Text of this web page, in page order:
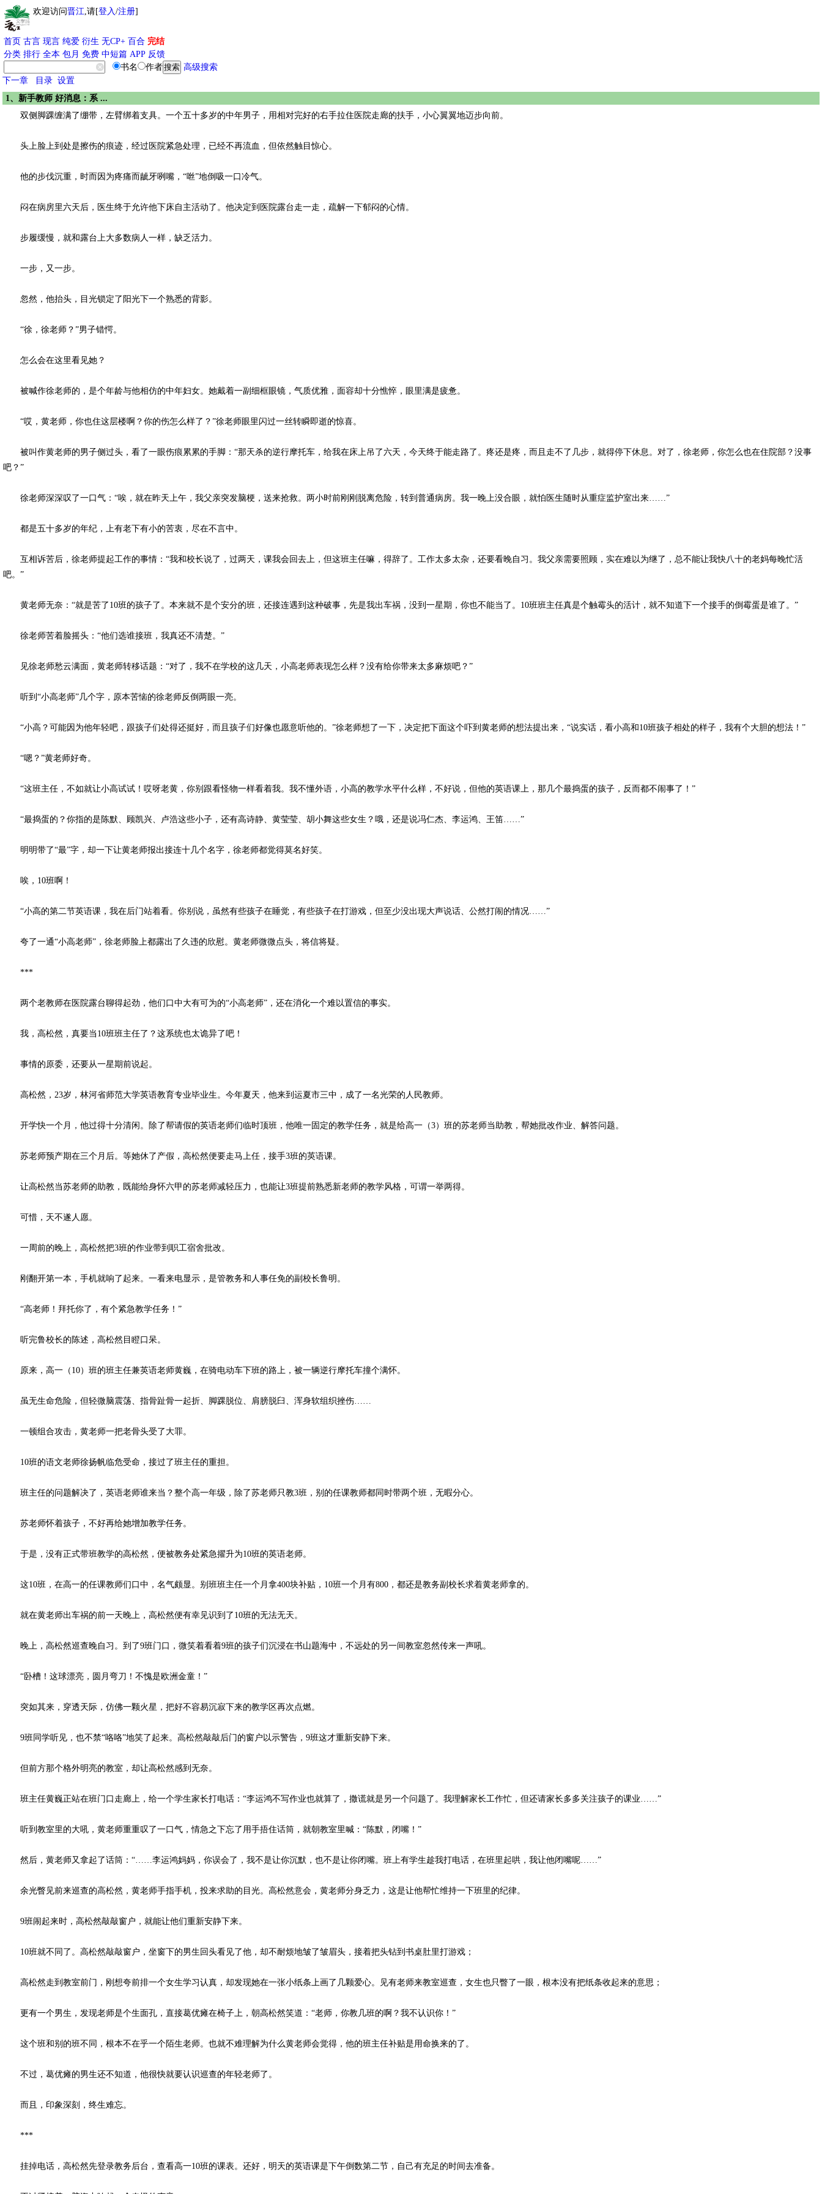
欢迎访问晋江,请[登入/注册]
首页 古言 现言 纯爱 衍生 无CP+ 百合 完结
分类 排行 全本 包月 免费 中短篇 APP 反馈
书名
作者
高级搜索
下一章
目录 设置
1、新手教师 好消息：系 ...
双侧脚踝缠满了绷带，左臂绑着支具。一个五十多岁的中年男子，用相对完好的右手拉住医院走廊的扶手，小心翼翼地迈步向前。
头上脸上到处是擦伤的痕迹，经过医院紧急处理，已经不再流血，但依然触目惊心。
他的步伐沉重，时而因为疼痛而龇牙咧嘴，“咝”地倒吸一口冷气。
闷在病房里六天后，医生终于允许他下床自主活动了。他决定到医院露台走一走，疏解一下郁闷的心情。
步履缓慢，就和露台上大多数病人一样，缺乏活力。
一步，又一步。
忽然，他抬头，目光锁定了阳光下一个熟悉的背影。
“徐，徐老师？”男子错愕。
怎么会在这里看见她？
被喊作徐老师的，是个年龄与他相仿的中年妇女。她戴着一副细框眼镜，气质优雅，面容却十分憔悴，眼里满是疲惫。
“哎，黄老师，你也住这层楼啊？你的伤怎么样了？”徐老师眼里闪过一丝转瞬即逝的惊喜。
被叫作黄老师的男子侧过头，看了一眼伤痕累累的手脚：“那天杀的逆行摩托车，给我在床上吊了六天，今天终于能走路了。疼还是疼，而且走不了几步，就得停下休息。对了，徐老师，你怎么也在住院部？没事
吧？”
徐老师深深叹了一口气：“唉，就在昨天上午，我父亲突发脑梗，送来抢救。两小时前刚刚脱离危险，转到普通病房。我一晚上没合眼，就怕医生随时从重症监护室出来……”
都是五十多岁的年纪，上有老下有小的苦衷，尽在不言中。
互相诉苦后，徐老师提起工作的事情：“我和校长说了，过两天，课我会回去上，但这班主任嘛，得辞了。工作太多太杂，还要看晚自习。我父亲需要照顾，实在难以为继了，总不能让我快八十的老妈每晚忙活
吧。”
黄老师无奈：“就是苦了10班的孩子了。本来就不是个安分的班，还接连遇到这种破事，先是我出车祸，没到一星期，你也不能当了。10班班主任真是个触霉头的活计，就不知道下一个接手的倒霉蛋是谁了。”
徐老师苦着脸摇头：“他们选谁接班，我真还不清楚。”
见徐老师愁云满面，黄老师转移话题：“对了，我不在学校的这几天，小高老师表现怎么样？没有给你带来太多麻烦吧？”
听到“小高老师”几个字，原本苦恼的徐老师反倒两眼一亮。
“小高？可能因为他年轻吧，跟孩子们处得还挺好，而且孩子们好像也愿意听他的。”徐老师想了一下，决定把下面这个吓到黄老师的想法提出来，“说实话，看小高和10班孩子相处的样子，我有个大胆的想法！”
“嗯？”黄老师好奇。
“这班主任，不如就让小高试试！哎呀老黄，你别跟看怪物一样看着我。我不懂外语，小高的教学水平什么样，不好说，但他的英语课上，那几个最捣蛋的孩子，反而都不闹事了！”
“最捣蛋的？你指的是陈默、顾凯兴、卢浩这些小子，还有高诗静、黄莹莹、胡小舞这些女生？哦，还是说冯仁杰、李运鸿、王笛……”
明明带了“最”字，却一下让黄老师报出接连十几个名字，徐老师都觉得莫名好笑。
唉，10班啊！
“小高的第二节英语课，我在后门站着看。你别说，虽然有些孩子在睡觉，有些孩子在打游戏，但至少没出现大声说话、公然打闹的情况……”
夸了一通“小高老师”，徐老师脸上都露出了久违的欣慰。黄老师微微点头，将信将疑。
***
两个老教师在医院露台聊得起劲，他们口中大有可为的“小高老师”，还在消化一个难以置信的事实。
我，高松然，真要当10班班主任了？这系统也太诡异了吧！
事情的原委，还要从一星期前说起。
高松然，23岁，林河省师范大学英语教育专业毕业生。今年夏天，他来到运夏市三中，成了一名光荣的人民教师。
开学快一个月，他过得十分清闲。除了帮请假的英语老师们临时顶班，他唯一固定的教学任务，就是给高一（3）班的苏老师当助教，帮她批改作业、解答问题。
苏老师预产期在三个月后。等她休了产假，高松然便要走马上任，接手3班的英语课。
让高松然当苏老师的助教，既能给身怀六甲的苏老师减轻压力，也能让3班提前熟悉新老师的教学风格，可谓一举两得。
可惜，天不遂人愿。
一周前的晚上，高松然把3班的作业带到职工宿舍批改。
刚翻开第一本，手机就响了起来。一看来电显示，是管教务和人事任免的副校长鲁明。
“高老师！拜托你了，有个紧急教学任务！”
听完鲁校长的陈述，高松然目瞪口呆。
原来，高一（10）班的班主任兼英语老师黄巍，在骑电动车下班的路上，被一辆逆行摩托车撞个满怀。
虽无生命危险，但轻微脑震荡、指骨趾骨一起折、脚踝脱位、肩膀脱臼、浑身软组织挫伤……
一顿组合攻击，黄老师一把老骨头受了大罪。
10班的语文老师徐扬帆临危受命，接过了班主任的重担。
班主任的问题解决了，英语老师谁来当？整个高一年级，除了苏老师只教3班，别的任课教师都同时带两个班，无暇分心。
苏老师怀着孩子，不好再给她增加教学任务。
于是，没有正式带班教学的高松然，便被教务处紧急擢升为10班的英语老师。
这10班，在高一的任课教师们口中，名气颇显。别班班主任一个月拿400块补贴，10班一个月有800，都还是教务副校长求着黄老师拿的。
就在黄老师出车祸的前一天晚上，高松然便有幸见识到了10班的无法无天。
晚上，高松然巡查晚自习。到了9班门口，微笑着看着9班的孩子们沉浸在书山题海中，不远处的另一间教室忽然传来一声吼。
“卧槽！这球漂亮，圆月弯刀！不愧是欧洲金童！”
突如其来，穿透天际，仿佛一颗火星，把好不容易沉寂下来的教学区再次点燃。
9班同学听见，也不禁“咯咯”地笑了起来。高松然敲敲后门的窗户以示警告，9班这才重新安静下来。
但前方那个格外明亮的教室，却让高松然感到无奈。
班主任黄巍正站在班门口走廊上，给一个学生家长打电话：“李运鸿不写作业也就算了，撒谎就是另一个问题了。我理解家长工作忙，但还请家长多多关注孩子的课业……”
听到教室里的大吼，黄老师重重叹了一口气，情急之下忘了用手捂住话筒，就朝教室里喊：“陈默，闭嘴！”
然后，黄老师又拿起了话筒：“……李运鸿妈妈，你误会了，我不是让你沉默，也不是让你闭嘴。班上有学生趁我打电话，在班里起哄，我让他闭嘴呢……”
余光瞥见前来巡查的高松然，黄老师手指手机，投来求助的目光。高松然意会，黄老师分身乏力，这是让他帮忙维持一下班里的纪律。
9班闹起来时，高松然敲敲窗户，就能让他们重新安静下来。
10班就不同了。高松然敲敲窗户，坐窗下的男生回头看见了他，却不耐烦地皱了皱眉头，接着把头钻到书桌肚里打游戏；
高松然走到教室前门，刚想夸前排一个女生学习认真，却发现她在一张小纸条上画了几颗爱心。见有老师来教室巡查，女生也只瞥了一眼，根本没有把纸条收起来的意思；
更有一个男生，发现老师是个生面孔，直接葛优瘫在椅子上，朝高松然笑道：“老师，你教几班的啊？我不认识你！”
这个班和别的班不同，根本不在乎一个陌生老师。也就不难理解为什么黄老师会觉得，他的班主任补贴是用命换来的了。
不过，葛优瘫的男生还不知道，他很快就要认识巡查的年轻老师了。
而且，印象深刻，终生难忘。
***
挂掉电话，高松然先登录教务后台，查看高一10班的课表。还好，明天的英语课是下午倒数第二节，自己有充足的时间去准备。